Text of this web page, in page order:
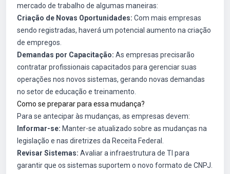
mercado de trabalho de algumas maneiras:
Criação de Novas Oportunidades: Com mais empresas
sendo registradas, haverá um potencial aumento na criação
de empregos.
Demandas por Capacitação: As empresas precisarão
contratar profissionais capacitados para gerenciar suas
operações nos novos sistemas, gerando novas demandas
no setor de educação e treinamento.
Como se preparar para essa mudança?
Para se antecipar às mudanças, as empresas devem:
Informar-se: Manter-se atualizado sobre as mudanças na
legislação e nas diretrizes da Receita Federal.
Revisar Sistemas: Avaliar a infraestrutura de TI para
garantir que os sistemas suportem o novo formato de CNPJ.